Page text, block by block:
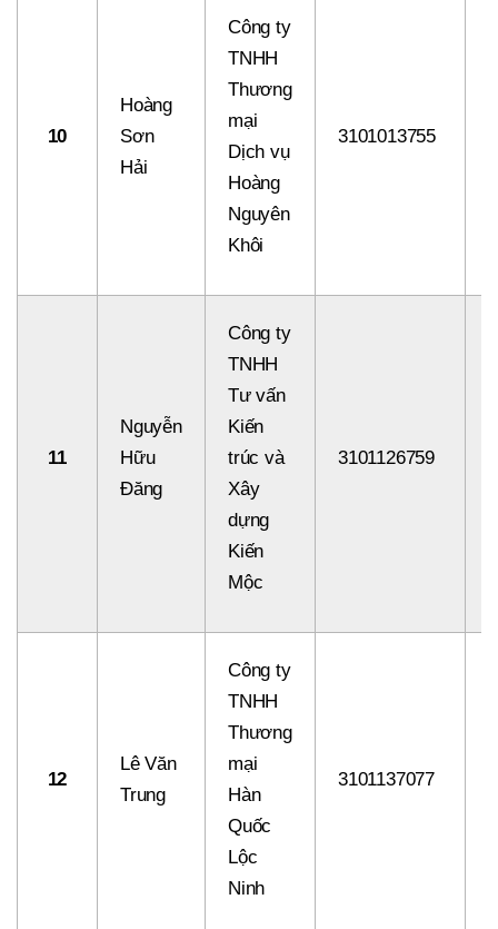
10
Hoàng
Sơn
Hải
Công ty
TNHH
Thương
mại
Dịch vụ
Hoàng
Nguyên
Khôi
3101013755
11
Nguyễn
Hữu
Đăng
Công ty
TNHH
Tư vấn
Kiến
trúc và
Xây
dựng
Kiến
Mộc
3101126759
12
Lê Văn
Trung
Công ty
TNHH
Thương
mại
Hàn
Quốc
Lộc
Ninh
3101137077